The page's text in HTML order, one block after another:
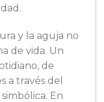
y la aguja no
de vida. Un
de
a través del
En